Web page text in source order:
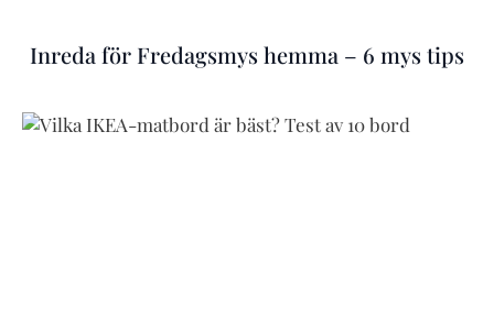
Inreda för Fredagsmys hemma – 6 mys tips